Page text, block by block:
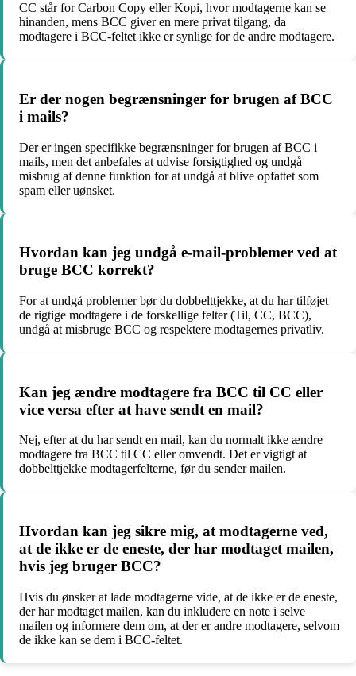
CC står for Carbon Copy eller Kopi, hvor modtagerne kan se
hinanden, mens BCC giver en mere privat tilgang, da
modtagere i BCC-feltet ikke er synlige for de andre modtagere.
Er der nogen begrænsninger for brugen af BCC
i mails?
Der er ingen specifikke begrænsninger for brugen af BCC i
mails, men det anbefales at udvise forsigtighed og undgå
misbrug af denne funktion for at undgå at blive opfattet som
spam eller uønsket.
Hvordan kan jeg undgå e-mail-problemer ved at
bruge BCC korrekt?
For at undgå problemer bør du dobbelttjekke, at du har tilføjet
de rigtige modtagere i de forskellige felter (Til, CC, BCC),
undgå at misbruge BCC og respektere modtagernes privatliv.
Kan jeg ændre modtagere fra BCC til CC eller
vice versa efter at have sendt en mail?
Nej, efter at du har sendt en mail, kan du normalt ikke ændre
modtagere fra BCC til CC eller omvendt. Det er vigtigt at
dobbelttjekke modtagerfelterne, før du sender mailen.
Hvordan kan jeg sikre mig, at modtagerne ved,
at de ikke er de eneste, der har modtaget mailen,
hvis jeg bruger BCC?
Hvis du ønsker at lade modtagerne vide, at de ikke er de eneste,
der har modtaget mailen, kan du inkludere en note i selve
mailen og informere dem om, at der er andre modtagere, selvom
de ikke kan se dem i BCC-feltet.